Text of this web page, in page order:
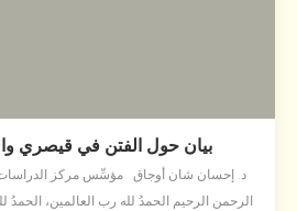
بيان حول الفتن في قيصري
د. إحسان شان أوجاق مؤسِّس مركز الدراسات
الرحمن الرحيم الحمدُ لله رب العالمين، الحمدُ